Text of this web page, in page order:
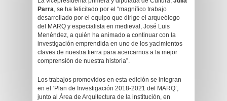
Parra, se ha felicitado por el “magnífico trabajo
desarrollado por el equipo que dirige el arqueólogo
del MARQ y especialista en medieval, José Luis
Menéndez, a quién ha animado a continuar con la
investigación emprendida en uno de los yacimientos
claves de nuestra tierra para acercarnos a la mejor
comprensión de nuestra historia”.
Los trabajos promovidos en esta edición se integran
en el ‘Plan de Investigación 2018-2021 del MARQ’,
junto al Área de Arquitectura de la institución, en